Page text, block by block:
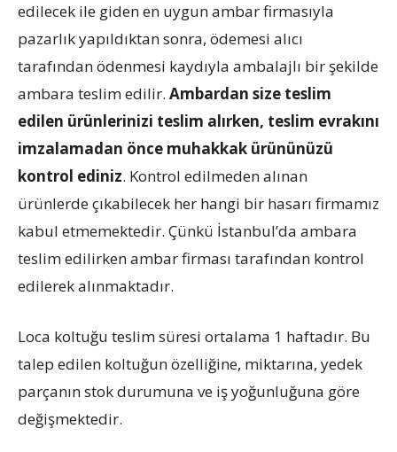
edilecek ile giden en uygun ambar firmasıyla
pazarlık yapıldıktan sonra, ödemesi alıcı
tarafından ödenmesi kaydıyla ambalajlı bir şekilde
ambara teslim edilir. Ambardan size teslim
edilen ürünlerinizi teslim alırken, teslim evrakını
imzalamadan önce muhakkak ürününüzü
kontrol ediniz. Kontrol edilmeden alınan
ürünlerde çıkabilecek her hangi bir hasarı firmamız
kabul etmemektedir. Çünkü İstanbul’da ambara
teslim edilirken ambar firması tarafından kontrol
edilerek alınmaktadır.
Loca koltuğu teslim süresi ortalama 1 haftadır. Bu
talep edilen koltuğun özelliğine, miktarına, yedek
parçanın stok durumuna ve iş yoğunluğuna göre
değişmektedir.